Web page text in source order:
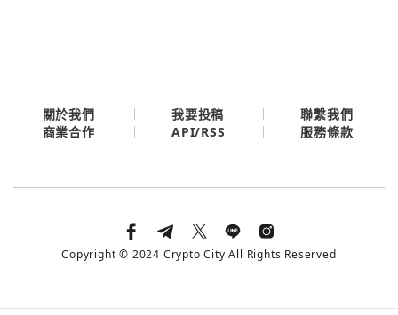
關於我們 我要投稿
聯繫我們
商業合作
API/RSS 服務條款
Copyright © 2024 Crypto City All Rights Reserved